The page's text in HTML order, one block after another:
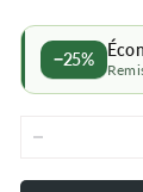
−25%